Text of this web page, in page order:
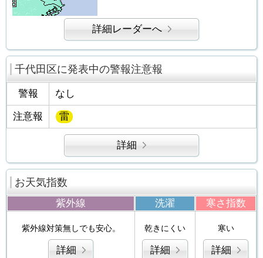
詳細レーダーへ
千代田区に発表中の警報注意報
警報 なし
注意報 雷
詳細
お天気指数
紫外線 洗濯 寒さ指数
紫外線対策無しでも安心。
詳細
乾きにくい
詳細
寒い
詳細